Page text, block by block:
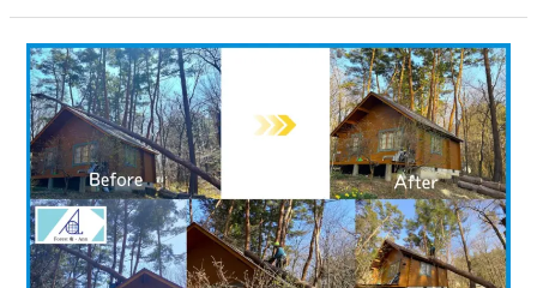
伐
採
作
業
(山
梨
県
北
杜
市
高
枯
れ
て
家
の
屋
根
に
倒